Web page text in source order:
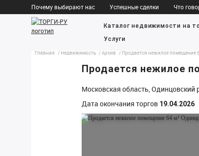
Почему выбирают нас Успешные сделки Что
Каталог недвижимости на
Услуги
Главная Недвижимость Архив Продается нежилое помещение
Продается нежилое
Московская область, Одинцовский
Дата окончания торгов 19.04.2026